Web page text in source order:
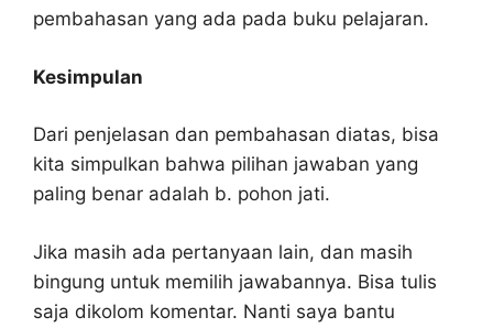
pembahasan yang ada pada buku pelajaran.
Kesimpulan
Dari penjelasan dan pembahasan diatas, bisa
kita simpulkan bahwa pilihan jawaban yang
paling benar adalah b. pohon jati.
Jika masih ada pertanyaan lain, dan masih
bingung untuk memilih jawabannya. Bisa tulis
saja dikolom komentar. Nanti saya bantu